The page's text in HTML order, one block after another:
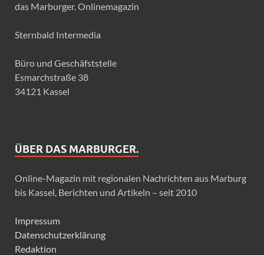
das Marburger. Onlinemagazin
Sternbald Intermedia
Büro und Geschäfststelle
Esmarchstraße 38
34121 Kassel
ÜBER DAS MARBURGER.
Online-Magazin mit regionalen Nachrichten aus Marburg
bis Kassel, Berichten und Artikeln – seit 2010
Impressum
Datenschutzerklärung
Redaktion